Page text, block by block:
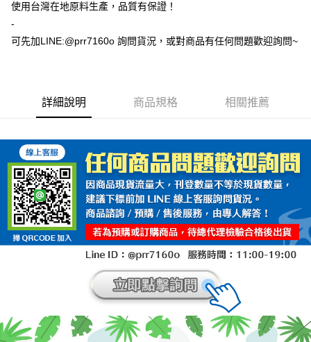
使用台灣在地原料生產，品質有保證！
-
可先加LINE:@prr7160o 詢問貨況，或對商品有任何問題歡迎詢問~
詳細說明 商品規格 相關推薦